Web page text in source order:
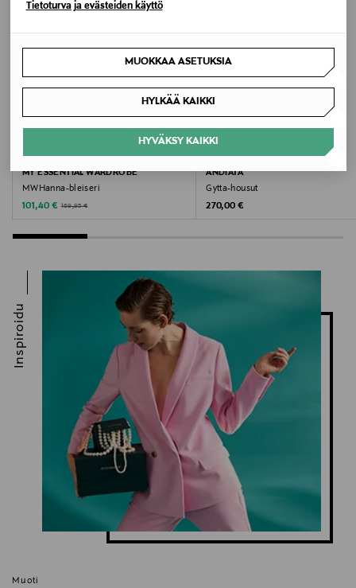
Tietoturva ja evästeiden käyttö
MUOKKAA ASETUKSIA
HYLKÄÄ KAIKKI
HYVÄKSY KAIKKI
housut, naisten housut, satiinihousut, leveälahkeiset
housut, SECOND FEMALE
ALE –40%
MY ESSENTIAL WARDROBE
MWHanna-bleiseri
Discounted Price
101,40 € Original Price
169,95 €
ETUKUPONKITUOTE
ANDIATA
Gytta-housut
Original Price
270,00 €
Muoti
Inspiroidu